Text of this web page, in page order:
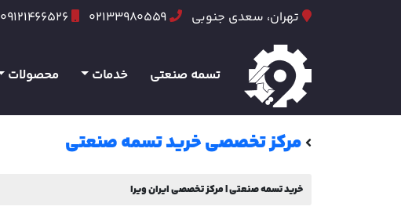
تهران، سعدی جنوبی 02133980559
09121466526
تسمه صنعتی خدمات محصولات
مرکز تخصصی خرید تسمه صنعتی
خرید تسمه صنعتی | مرکز تخصصی ایران ویرا